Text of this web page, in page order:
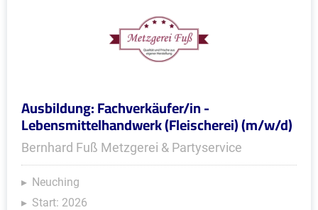
Ausbildung: Fachverkäufer/in -
Lebensmittelhandwerk (Fleischerei) (m/w/d)
Bernhard Fuß Metzgerei & Partyservice
Neuching
Start: 2026